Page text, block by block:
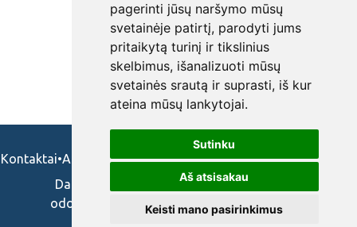
pagerinti jūsų naršymo mūsų
svetainėje patirtį, parodyti jums
pritaikytą turinį ir tikslinius
skelbimus, išanalizuoti mūsų
svetainės srautą ir suprasti, iš kur
ateina mūsų lankytojai.
Sutinku
Aš atsisakau
Keisti mano pasirinkimus
Kontaktai•Apie mus•Naudojimosi taisykės•Privatumo politika
Darbo skelbimai ir pasiūlymai: gydytojams,
odontologams, slaugytojams, veterinarams,